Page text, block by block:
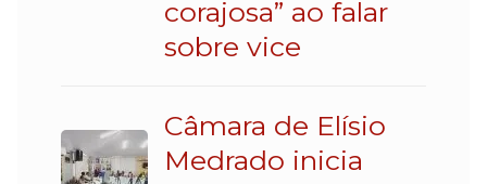
corajosa” ao falar
sobre vice
Câmara de Elísio
Medrado inicia